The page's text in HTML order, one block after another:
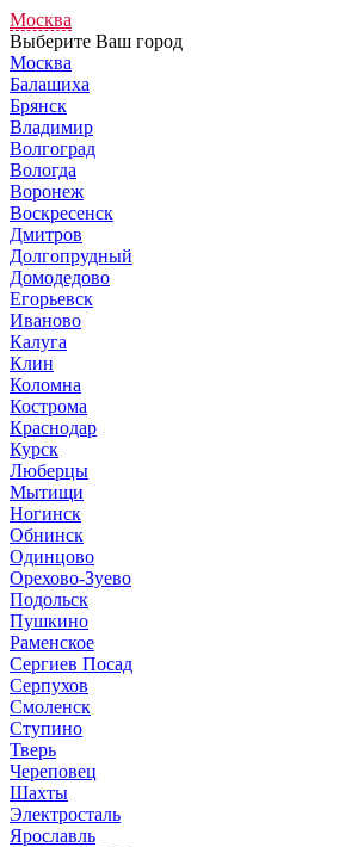
Москва
Выберите Ваш город
Москва
Балашиха
Брянск
Владимир
Волгоград
Вологда
Воронеж
Воскресенск
Дмитров
Долгопрудный
Домодедово
Егорьевск
Иваново
Калуга
Клин
Коломна
Кострома
Краснодар
Курск
Люберцы
Мытищи
Ногинск
Обнинск
Одинцово
Орехово-Зуево
Подольск
Пушкино
Раменское
Сергиев Посад
Серпухов
Смоленск
Ступино
Тверь
Череповец
Шахты
Электросталь
Ярославль